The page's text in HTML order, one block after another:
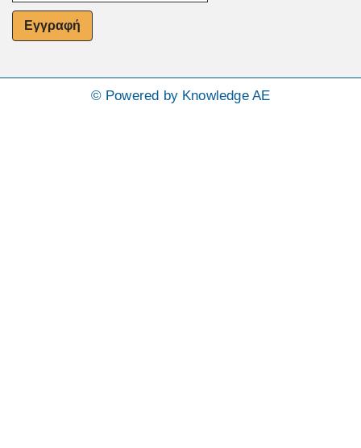
Εγγραφή
© Powered by Knowledge AE